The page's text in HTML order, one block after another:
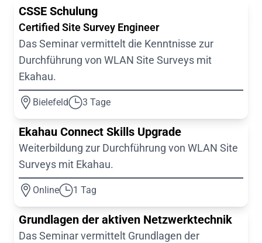
CSSE Schulung
Certified Site Survey Engineer
Das Seminar vermittelt die Kenntnisse zur
Durchführung von WLAN Site Surveys mit
Ekahau.
Bielefeld 3 Tage
Ekahau Connect Skills Upgrade
Weiterbildung zur Durchführung von WLAN Site
Surveys mit Ekahau.
Online 1 Tag
Grundlagen der aktiven Netzwerktechnik
Das Seminar vermittelt Grundlagen der